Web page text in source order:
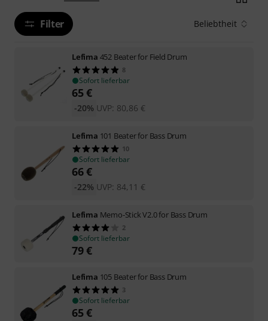
Filter Beliebtheit
Lefima 452 Beater for Field Drum
8
Sofort lieferbar
65€
UVP: 80,86 €
-20%
Lefima 101 Beater for Bass Drum
10
Sofort lieferbar
66€
UVP: 84,11 €
-22%
Lefima Memo-Stick V2.0 for Bass Drum
2
Sofort lieferbar
79€
Lefima 105 Beater for Bass Drum
3
Sofort lieferbar
65€